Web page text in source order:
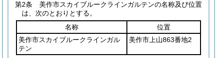
第2条
美作市スカイブルークラインガルテンの名称及び位置
は、次のとおりとする。
名称
位置
美作市スカイブルークラインガル
テン
美作市上山863番地2